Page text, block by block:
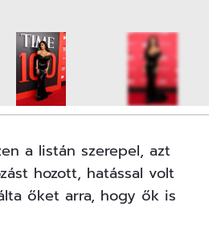
a listán szerepel, azt
hozott, hatással volt
őket arra, hogy ők is